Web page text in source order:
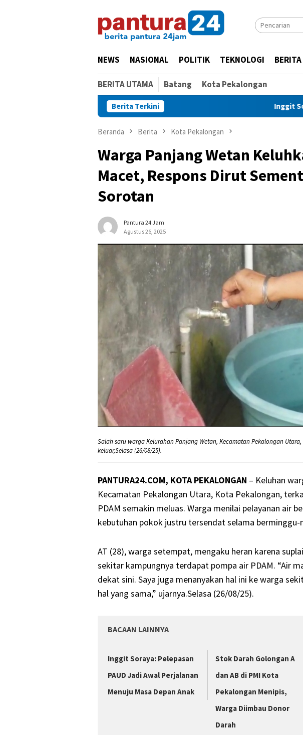
NEWS NASIONAL POLITIK TEKNOLOGI BERITA
BERITA UTAMA Batang Kota Pekalongan
Berita Terkini Inggit Soraya: Pelepasan
Beranda Berita Kota Pekalongan
Warga Panjang Wetan
Macet, Respons Dirut
Sorotan
Pantura 24 Jam
Agustus 26, 2025
Salah saru warga Kelurahan Panjang Wetan, Kecamatan Pekalongan
keluar,Selasa (26/08/25).
PANTURA24.COM, KOTA PEKALONGAN – Keluhan
Kecamatan Pekalongan Utara, Kota Pekalongan,
PDAM semakin meluas. Warga menilai pelayanan air
kebutuhan pokok justru tersendat selama berminggu-
AT (28), warga setempat, mengaku heran karena
sekitar kampungnya terdapat pompa air PDAM. “Air
dekat sini. Saya juga menanyakan hal ini ke warga
hal yang sama,” ujarnya.Selasa (26/08/25).
BACAAN LAINNYA
Inggit Soraya: Pelepasan
PAUD Jadi Awal Perjalanan
Menuju Masa Depan Anak
Stok Darah Golongan A
dan AB di PMI Kota
Pekalongan Menipis,
Warga Diimbau Donor
Darah